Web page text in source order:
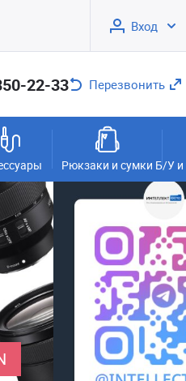
Вход
22-33 Перезвонить
Рюкзаки и сумки Б/У и